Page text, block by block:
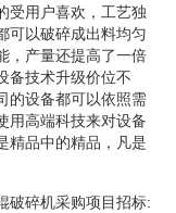
受用户喜欢，工艺独
可以破碎成出料均匀
，产量还提高了一倍
备技术升级价位不
的设备都可以依照需
用高端科技来对设备
精品中的精品，凡是
破碎机采购项目招标: